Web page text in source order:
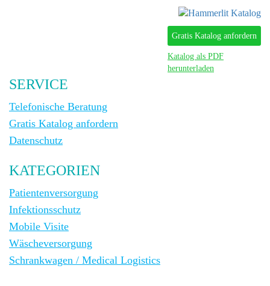
Gratis Katalog anfordern
Katalog als PDF
herunterladen
SERVICE
Telefonische Beratung
Gratis Katalog anfordern
Datenschutz
KATEGORIEN
Patientenversorgung
Infektionsschutz
Mobile Visite
Wäscheversorgung
Schrankwagen / Medical Logistics